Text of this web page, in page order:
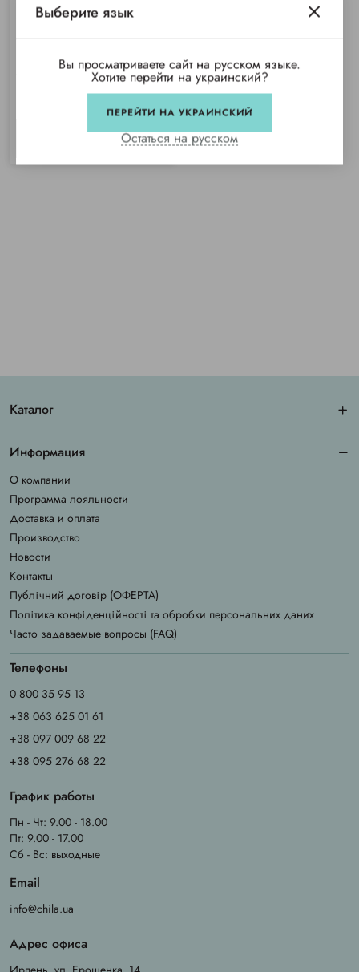
(1)
Купили 878 раз
СООБЩИТЬ
Выберите язык
Вы просматриваете сайт на русском языке.
Хотите перейти на украинский?
ПЕРЕЙТИ НА УКРАИНСКИЙ
Остаться на русском
Каталог
Информация
О компании
Программа лояльности
Доставка и оплата
Производство
Новости
Контакты
Публічний договір (ОФЕРТА)
Політика конфіденційності та обробки персональних даних
Часто задаваемые вопросы (FAQ)
Телефоны
0 800 35 95 13
+38 063 625 01 61
+38 097 009 68 22
+38 095 276 68 22
График работы
Пн - Чт: 9.00 - 18.00
Пт: 9.00 - 17.00
Сб - Вс: выходные
Email
info@chila.ua
Адрес офиса